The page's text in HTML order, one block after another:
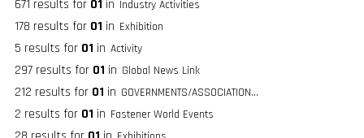
671 results for 01 in Industry Activities
178 results for 01 in Exhibition
5 results for 01 in Activity
297 results for 01 in Global News Link
212 results for 01 in GOVERNMENTS/ASSOCIATIONS/FASTENER GROUPS
2 results for 01 in Fastener World Events